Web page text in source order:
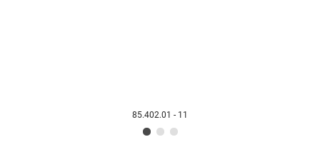
85.402.01 - 11